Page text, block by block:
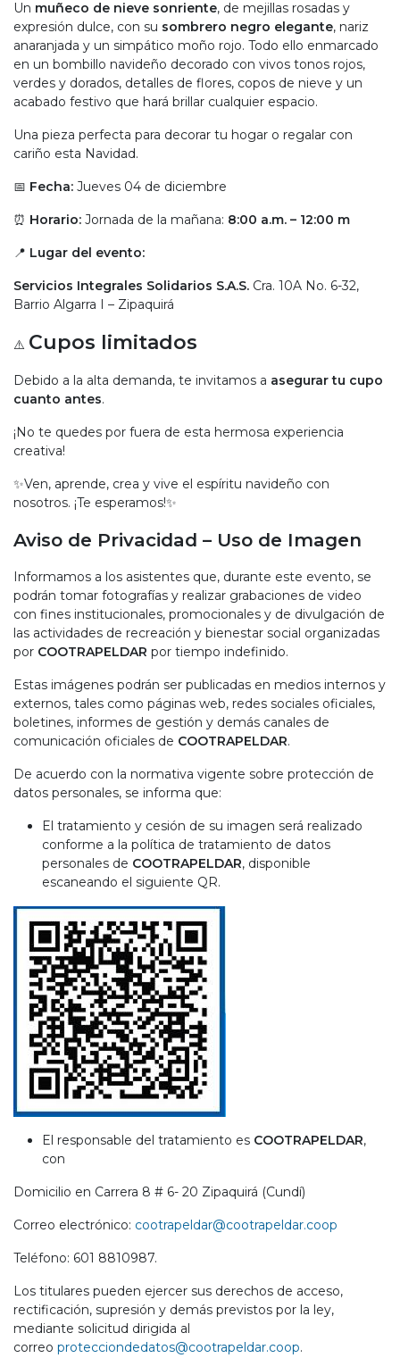
Un muñeco de nieve sonriente, de mejillas rosadas y
expresión dulce, con su sombrero negro elegante, nariz
anaranjada y un simpático moño rojo. Todo ello enmarcado
en un bombillo navideño decorado con vivos tonos rojos,
verdes y dorados, detalles de flores, copos de nieve y un
acabado festivo que hará brillar cualquier espacio.
Una pieza perfecta para decorar tu hogar o regalar con
cariño esta Navidad.
📅 Fecha: Jueves 04 de diciembre
⏰ Horario: Jornada de la mañana: 8:00 a.m. – 12:00 m
📍 Lugar del evento:
Servicios Integrales Solidarios S.A.S. Cra. 10A No. 6-32,
Barrio Algarra I – Zipaquirá
⚠️ Cupos limitados
Debido a la alta demanda, te invitamos a asegurar tu cupo
cuanto antes.
¡No te quedes por fuera de esta hermosa experiencia
creativa!
✨Ven, aprende, crea y vive el espíritu navideño con
nosotros. ¡Te esperamos!✨
Aviso de Privacidad – Uso de Imagen
Informamos a los asistentes que, durante este evento, se
podrán tomar fotografías y realizar grabaciones de video
con fines institucionales, promocionales y de divulgación de
las actividades de recreación y bienestar social organizadas
por COOTRAPELDAR por tiempo indefinido.
Estas imágenes podrán ser publicadas en medios internos y
externos, tales como páginas web, redes sociales oficiales,
boletines, informes de gestión y demás canales de
comunicación oficiales de COOTRAPELDAR.
De acuerdo con la normativa vigente sobre protección de
datos personales, se informa que:
El tratamiento y cesión de su imagen será realizado
conforme a la política de tratamiento de datos
personales de COOTRAPELDAR, disponible
escaneando el siguiente QR.
El responsable del tratamiento es COOTRAPELDAR,
con
Domicilio en Carrera 8 # 6- 20 Zipaquirá (Cundí)
Correo electrónico: cootrapeldar@cootrapeldar.coop
Teléfono: 601 8810987.
Los titulares pueden ejercer sus derechos de acceso,
rectificación, supresión y demás previstos por la ley,
mediante solicitud dirigida al
correo protecciondedatos@cootrapeldar.coop.